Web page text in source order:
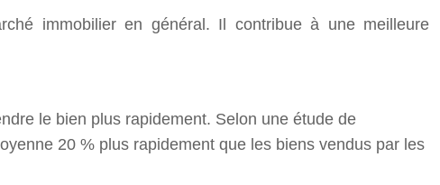
immobilier en général. Il contribue à une meilleure
le bien plus rapidement. Selon une étude de
20 % plus rapidement que les biens vendus par les